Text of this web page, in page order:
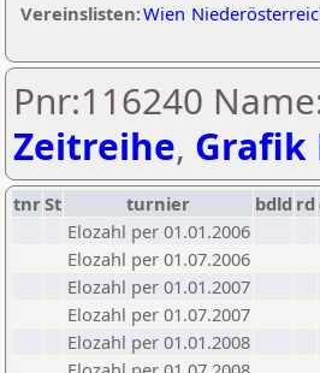
Vereinslisten:Wien
Pnr:116240
Zeitreihe, Grafik
tnrSt turnier bdld rd
Elozahl per 01.01.2006
Elozahl per 01.07.2006
Elozahl per 01.01.2007
Elozahl per 01.07.2007
Elozahl per 01.01.2008